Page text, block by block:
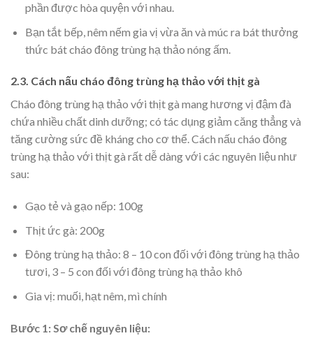
phần được hòa quyện với nhau.
Bạn tắt bếp, nêm nếm gia vị vừa ăn và múc ra bát thưởng
thức bát cháo đông trùng hạ thảo nóng ấm.
2.3. Cách nấu cháo đông trùng hạ thảo với thịt gà
Cháo đông trùng hạ thảo với thịt gà mang hương vị đậm đà
chứa nhiều chất dinh dưỡng; có tác dụng giảm căng thẳng và
tăng cường sức đề kháng cho cơ thể. Cách nấu cháo đông
trùng hạ thảo với thịt gà rất dễ dàng với các nguyên liệu như
sau:
Gạo tẻ và gạo nếp: 100g
Thịt ức gà: 200g
Đông trùng hạ thảo: 8 – 10 con đối với đông trùng hạ thảo
tươi, 3 – 5 con đối với đông trùng hạ thảo khô
Gia vị: muối, hạt nêm, mì chính
Bước 1: Sơ chế nguyên liệu: